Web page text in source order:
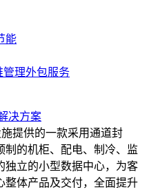
能
理外包服务
决方案
提供的一款采用通道封
制的机柜、配电、制冷、监
独立的小型数据中心，为客
整体产品及交付，全面提升